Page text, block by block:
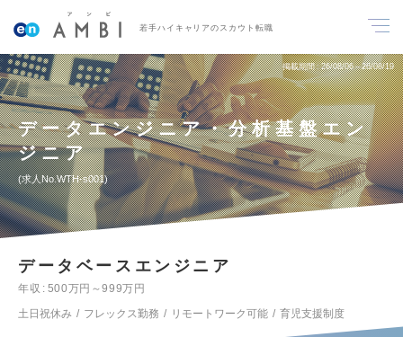
若手ハイキャリアのスカウト転職
掲載期間 26/08/06～26/08/19
データエンジニア・分析基盤エン
ジニア
求人No.WTH-s001
データベースエンジニア
年収
500万円～999万円
土日祝休み
フレックス勤務 リモートワーク可能 育児支援制度